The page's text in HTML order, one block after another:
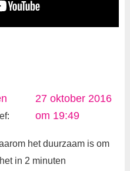
27 oktober 2016
om 19:49
het duurzaam is om
in 2 minuten